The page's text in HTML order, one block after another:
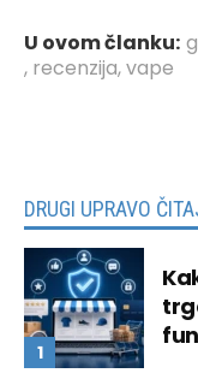
U ovom članku:
, recenzija,vape
DRUGI UPRAVO